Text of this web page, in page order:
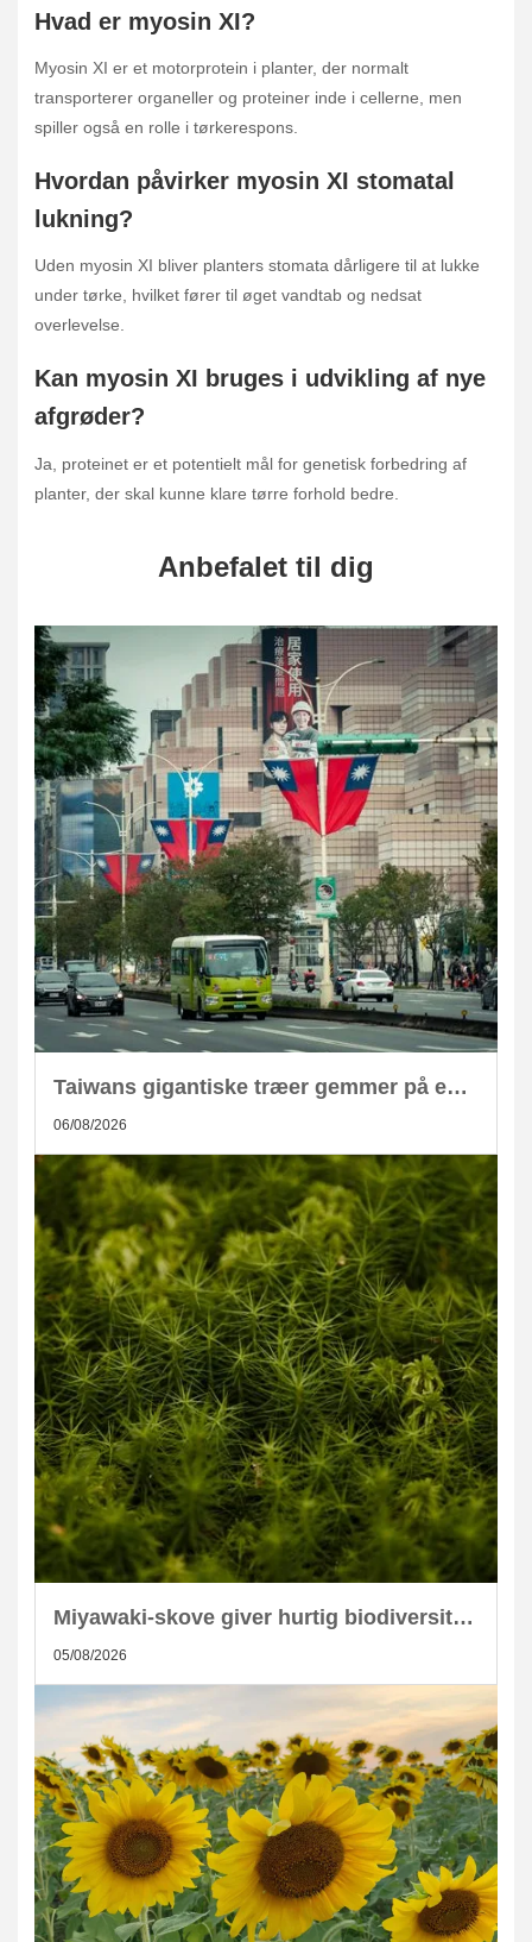
Hvad er myosin XI?
Myosin XI er et motorprotein i planter, der normalt
transporterer organeller og proteiner inde i cellerne, men
spiller også en rolle i tørkerespons.
Hvordan påvirker myosin XI stomatal
lukning?
Uden myosin XI bliver planters stomata dårligere til at lukke
under tørke, hvilket fører til øget vandtab og nedsat
overlevelse.
Kan myosin XI bruges i udvikling af nye
afgrøder?
Ja, proteinet er et potentielt mål for genetisk forbedring af
planter, der skal kunne klare tørre forhold bedre.
Anbefalet til dig
Taiwans gigantiske træer gemmer på enorm CO2-lagring
06/08/2026
Miyawaki-skove giver hurtig biodiversitet i skandinaviske byer
05/08/2026